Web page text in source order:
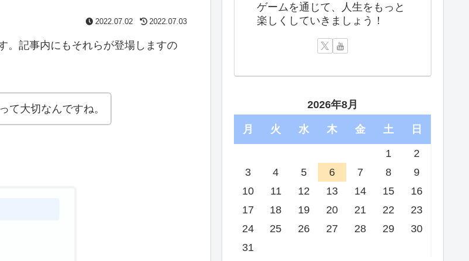
2022.07.02 2022.07.03
。記事内にもそれらが登場しますの
て大切なんですね。
ゲームを通じて、人生をもっと
楽しくしていきましょう！
2026年8月
月 火 水 木 金 土 日
1
2
3
4 5 6 7 8
9
10
11 12 13 14 15
16
17
18 19 20 21 22
23
24
25 26 27 28 29
30
31